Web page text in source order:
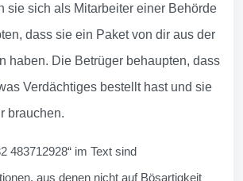
sie sich als Mitarbeiter einer Behörde
dass sie ein Paket von dir aus der
haben. Die Betrüger behaupten, dass
Verdächtiges bestellt hast und sie
brauchen.
483712928“ im Text sind
aus denen nicht auf Bösartigkeit